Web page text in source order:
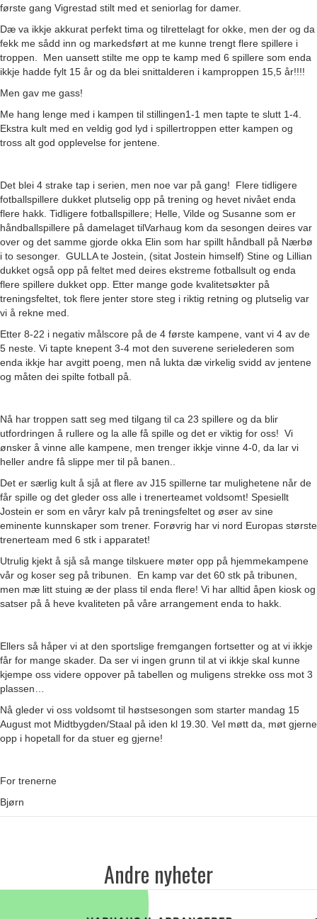
første gang Vigrestad stilt med et seniorlag for damer.
Dæ va ikkje akkurat perfekt tima og tilrettelagt for okke, men der og da
fekk me sådd inn og markedsført at me kunne trengt flere spillere i
troppen. Men uansett stilte me opp te kamp med 6 spillere som enda
ikkje hadde fylt 15 år og da blei snittalderen i kamproppen 15,5 år!!!!
Men gav me gass!
Me hang lenge med i kampen til stillingen1-1 men tapte te slutt 1-4.
Ekstra kult med en veldig god lyd i spillertroppen etter kampen og
tross alt god opplevelse for jentene.
Det blei 4 strake tap i serien, men noe var på gang! Flere tidligere
fotballspillere dukket plutselig opp på trening og hevet nivået enda
flere hakk. Tidligere fotballspillere; Helle, Vilde og Susanne som er
håndballspillere på damelaget tilVarhaug kom da sesongen deires var
over og det samme gjorde okka Elin som har spillt håndball på Nærbø
i to sesonger. GULLA te Jostein, (sitat Jostein himself) Stine og Lillian
dukket også opp på feltet med deires ekstreme fotballsult og enda
flere spillere dukket opp. Etter mange gode kvalitetsøkter på
treningsfeltet, tok flere jenter store steg i riktig retning og plutselig var
vi å rekne med.
Etter 8-22 i negativ målscore på de 4 første kampene, vant vi 4 av de
5 neste. Vi tapte knepent 3-4 mot den suverene serielederen som
enda ikkje har avgitt poeng, men nå lukta dæ virkelig svidd av jentene
og måten dei spilte fotball på.
Nå har troppen satt seg med tilgang til ca 23 spillere og da blir
utfordringen å rullere og la alle få spille og det er viktig for oss! Vi
ønsker å vinne alle kampene, men trenger ikkje vinne 4-0, da lar vi
heller andre få slippe mer til på banen..
Det er særlig kult å sjå at flere av J15 spillerne tar mulighetene når de
får spille og det gleder oss alle i trenerteamet voldsomt! Spesiellt
Jostein er som en våryr kalv på treningsfeltet og øser av sine
eminente kunnskaper som trener. Forøvrig har vi nord Europas største
trenerteam med 6 stk i apparatet!
Utrulig kjekt å sjå så mange tilskuere møter opp på hjemmekampene
vår og koser seg på tribunen. En kamp var det 60 stk på tribunen,
men mæ litt stuing æ der plass til enda flere! Vi har alltid åpen kiosk og
satser på å heve kvaliteten på våre arrangement enda to hakk.
Ellers så håper vi at den sportslige fremgangen fortsetter og at vi ikkje
får for mange skader. Da ser vi ingen grunn til at vi ikkje skal kunne
kjempe oss videre oppover på tabellen og muligens strekke oss mot 3
plassen…
Nå gleder vi oss voldsomt til høstsesongen som starter mandag 15
August mot Midtbygden/Staal på iden kl 19.30. Vel møtt da, møt gjerne
opp i hopetall for da stuer eg gjerne!
For trenerne
Bjørn
Andre nyheter